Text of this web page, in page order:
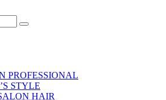
PROFESSIONAL
STYLE
HAIR